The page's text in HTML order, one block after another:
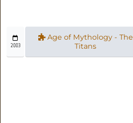
2003
Age of Mythology - The
Titans